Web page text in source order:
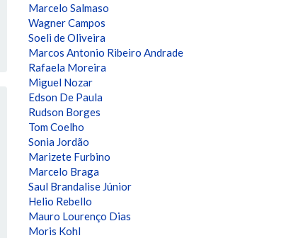
Marcelo Salmaso
Wagner Campos
Soeli de Oliveira
Marcos Antonio Ribeiro Andrade
Rafaela Moreira
Miguel Nozar
Edson De Paula
Rudson Borges
Tom Coelho
Sonia Jordão
Marizete Furbino
Marcelo Braga
Saul Brandalise Júnior
Helio Rebello
Mauro Lourenço Dias
Moris Kohl